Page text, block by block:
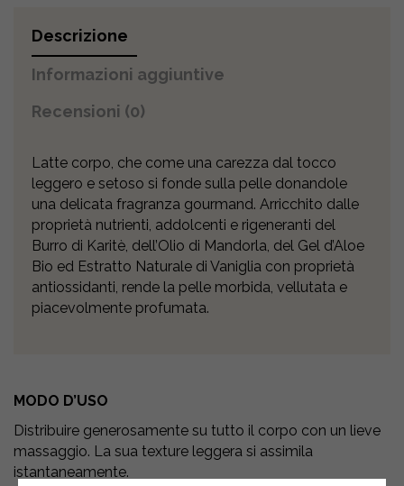
Descrizione
Informazioni aggiuntive
Recensioni (0)
Latte corpo, che come una carezza dal tocco
leggero e setoso si fonde sulla pelle donandole
una delicata fragranza gourmand. Arricchito dalle
proprietà nutrienti, addolcenti e rigeneranti del
Burro di Karitè, dell’Olio di Mandorla, del Gel d’Aloe
Bio ed Estratto Naturale di Vaniglia con proprietà
antiossidanti, rende la pelle morbida, vellutata e
piacevolmente profumata.
MODO D’USO
Distribuire generosamente su tutto il corpo con un lieve
massaggio. La sua texture leggera si assimila
istantaneamente.